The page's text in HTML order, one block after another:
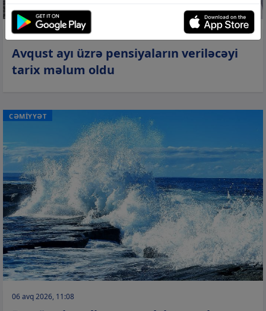
06 avq 2026, 11:20
Avqust ayı üzrə pensiyaların veriləcəyi
tarix məlum oldu
CƏMİYYƏT
06 avq 2026, 11:08